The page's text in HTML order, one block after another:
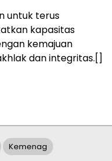
untuk terus
kapasitas
kemajuan
dan integritas.[]
Kemenag